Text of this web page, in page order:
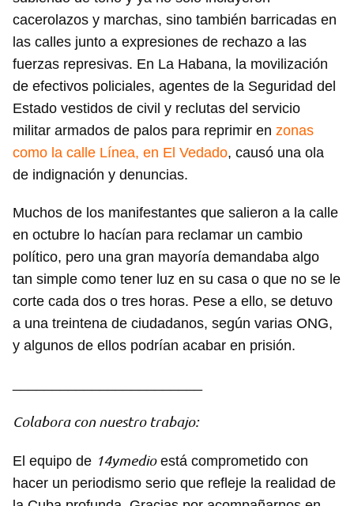
cacerolazos y marchas, sino también barricadas en
las calles junto a expresiones de rechazo a las
fuerzas represivas. En La Habana, la movilización
de efectivos policiales, agentes de la Seguridad del
Estado vestidos de civil y reclutas del servicio
militar armados de palos para reprimir en zonas
como la calle Línea, en El Vedado, causó una ola
de indignación y denuncias.
Muchos de los manifestantes que salieron a la calle
en octubre lo hacían para reclamar un cambio
político, pero una gran mayoría demandaba algo
tan simple como tener luz en su casa o que no se le
corte cada dos o tres horas. Pese a ello, se detuvo
a una treintena de ciudadanos, según varias ONG,
y algunos de ellos podrían acabar en prisión.
Colabora con nuestro trabajo:
El equipo de 14ymedioestá comprometido con
hacer un periodismo serio que refleje la realidad de